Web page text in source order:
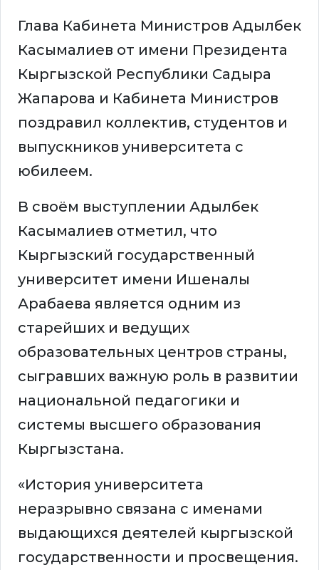
Глава Кабинета Министров Адылбек
Касымалиев от имени Президента
Кыргызской Республики Садыра
Жапарова и Кабинета Министров
поздравил коллектив, студентов и
выпускников университета с
юбилеем.
В своём выступлении Адылбек
Касымалиев отметил, что
Кыргызский государственный
университет имени Ишеналы
Арабаева является одним из
старейших и ведущих
образовательных центров страны,
сыгравших важную роль в развитии
национальной педагогики и
системы высшего образования
Кыргызстана.
«История университета
неразрывно связана с именами
выдающихся деятелей кыргызской
государственности и просвещения.